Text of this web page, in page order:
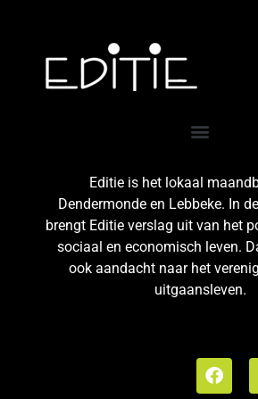
Editie is het lokaal
Dendermonde en Lebbeke. In
brengt Editie verslag uit van het
sociaal en economisch leven.
ook aandacht naar het
uitgaansleven.